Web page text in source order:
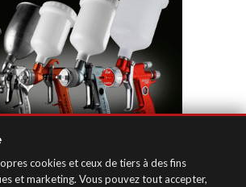
cookies et ceux de tiers à des fins
et marketing. Vous pouvez tout accepter,